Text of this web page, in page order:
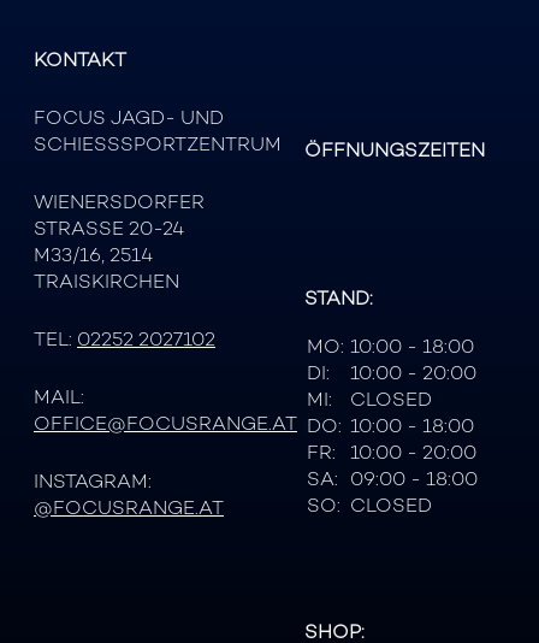
KONTAKT
FOCUS JAGD- UND
SCHIESSSPORTZENTRUM
WIENERSDORFER
STRASSE 20-24
M33/16, 2514
TRAISKIRCHEN
TEL: 02252 2027102
MAIL:
OFFICE@FOCUSRANGE.AT
INSTAGRAM:
@FOCUSRANGE.AT
ÖFFNUNGSZEITEN
STAND:
MO: 10:00 - 18:00
DI:
10:00 - 20:00
MI:
CLOSED
DO: 10:00 - 18:00
FR:
10:00 - 20:00
SA: 09:00 - 18:00
SO: CLOSED
SHOP: